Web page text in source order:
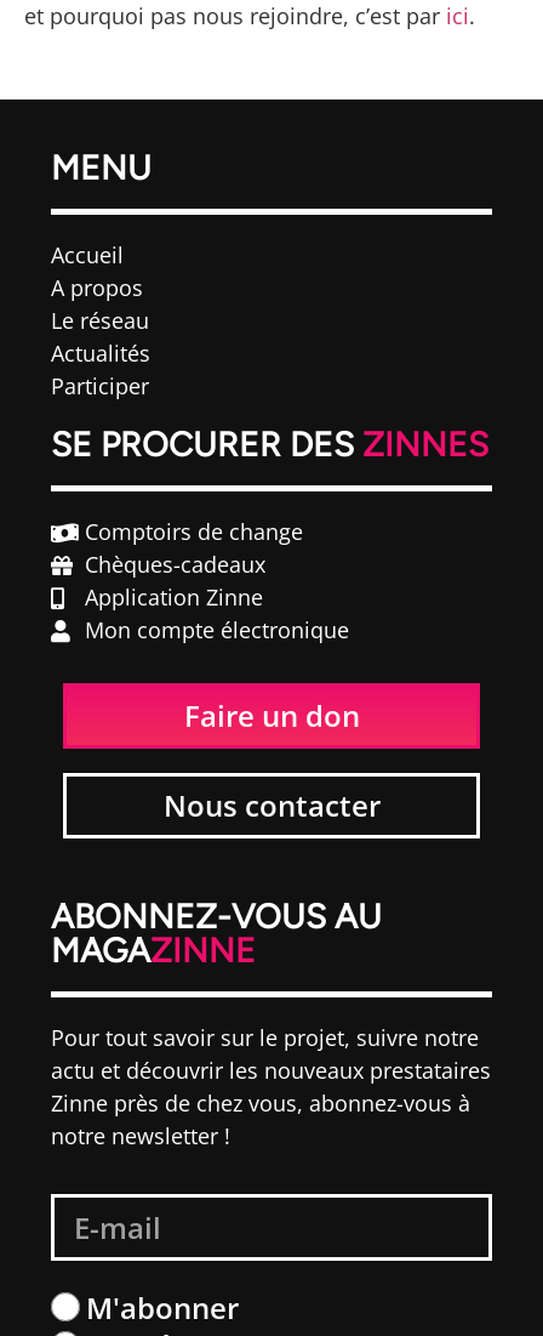
et pourquoi pas nous rejoindre, c’est par ici.
MENU
Accueil
A propos
Le réseau
Actualités
Participer
SE PROCURER DES ZINNES
Comptoirs de change
Chèques-cadeaux
Application Zinne
Mon compte électronique
Faire un don
Nous contacter
ABONNEZ-VOUS AU
MAGAZINNE
Pour tout savoir sur le projet, suivre notre
actu et découvrir les nouveaux prestataires
Zinne près de chez vous, abonnez-vous à
notre newsletter !
M'abonner